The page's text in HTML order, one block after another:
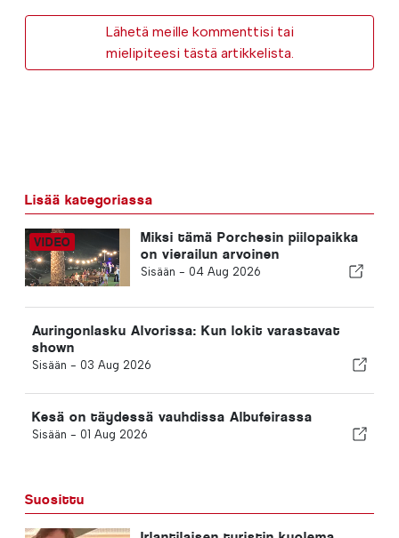
Lähetä meille kommenttisi tai
mielipiteesi tästä artikkelista.
Lisää kategoriassa
Miksi tämä Porchesin piilopaikka
on vierailun arvoinen
Sisään - 04 Aug 2026
Auringonlasku Alvorissa: Kun lokit varastavat
shown
Sisään - 03 Aug 2026
Kesä on täydessä vauhdissa Albufeirassa
Sisään - 01 Aug 2026
Suosittu